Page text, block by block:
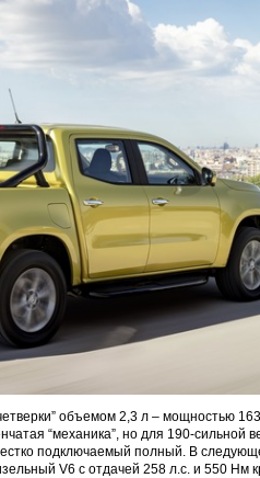
объемом 2,3 л – мощностью
“механика”, но для 190-сильной
подключаемый полный. В
V6 с отдачей 258 л.с. и 550 Нм